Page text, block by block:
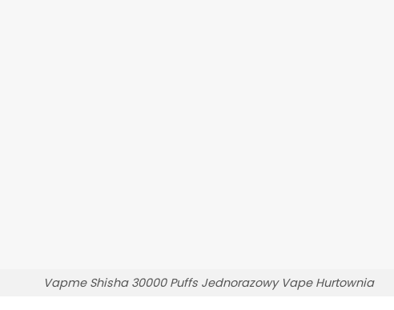
Vapme Shisha 30000 Puffs Jednorazowy Vape Hurtownia